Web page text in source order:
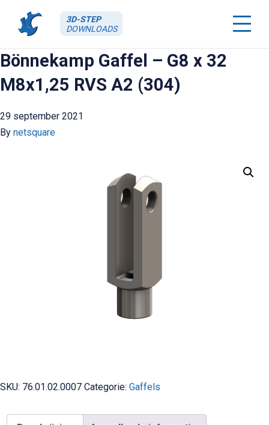
3D-STEP
DOWNLOADS
Bönnekamp Gaffel – G8 x 32
M8x1,25 RVS A2 (304)
29 september 2021
By netsquare
SKU: 76.01.02.0007 Categorie: Gaffels